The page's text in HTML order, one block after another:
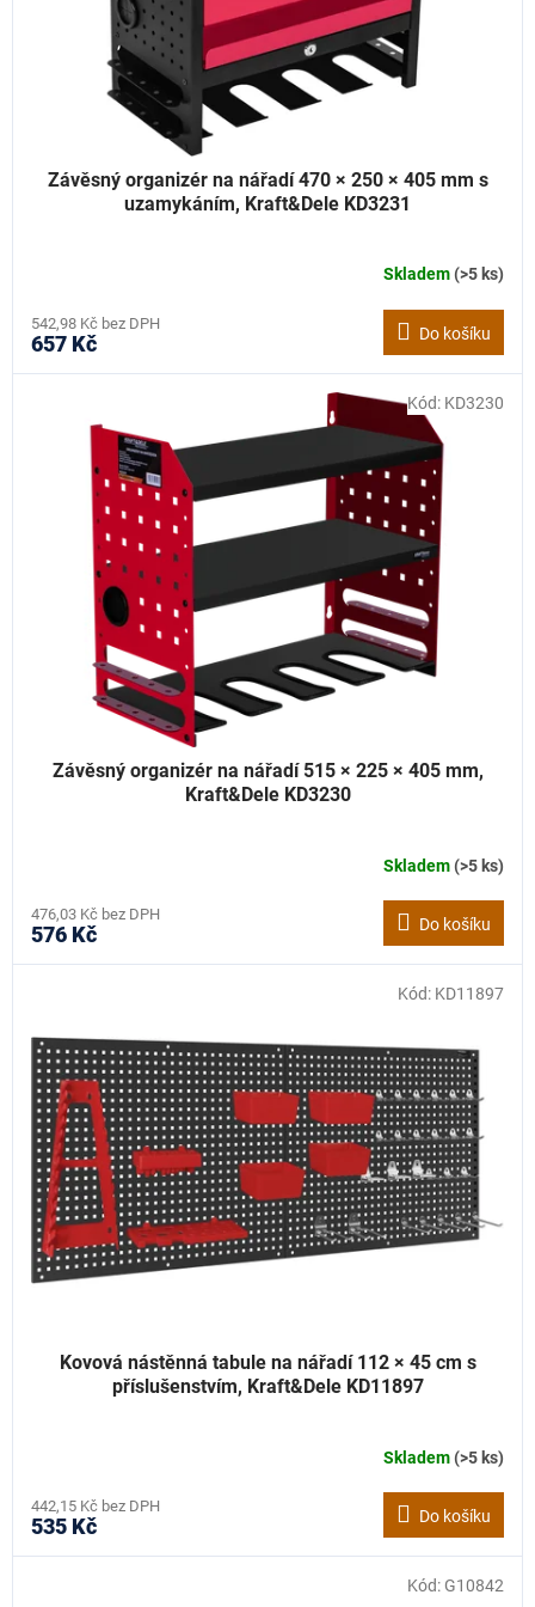
Závěsný organizér na nářadí 470 × 250 × 405 mm s
uzamykáním, Kraft&Dele KD3231
Skladem(>5 ks)
542,98 Kč bez DPH
657 Kč Do košíku
Závěsný organizér na nářadí 515 × 225 × 405 mm,
Kraft&Dele KD3230
Skladem(>5 ks)
476,03 Kč bez DPH
576 Kč Do košíku
Kód: KD3230
Kovová nástěnná tabule na nářadí 112 × 45 cm s
příslušenstvím, Kraft&Dele KD11897
Skladem(>5 ks)
442,15 Kč bez DPH
535 Kč Do košíku
Kód: KD11897
Kód: G10842